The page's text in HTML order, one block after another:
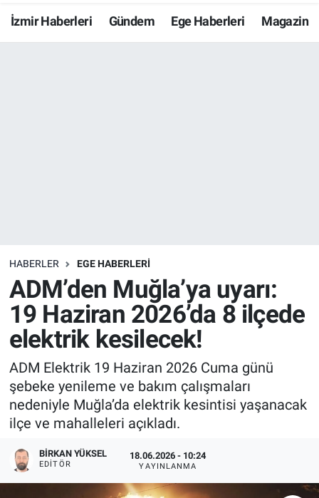
İzmir Haberleri Gündem Ege Haberleri Magazin
HABERLER EGE HABERLERİ
ADM’den Muğla’ya uyarı:
19 Haziran 2026’da 8 ilçede
elektrik kesilecek!
ADM Elektrik 19 Haziran 2026 Cuma günü
şebeke yenileme ve bakım çalışmaları
nedeniyle Muğla’da elektrik kesintisi yaşanacak
ilçe ve mahalleleri açıkladı.
BIRKAN YÜKSEL
EDITÖR
18.06.2026 - 10:24
YAYINLANMA
Resmi İlanlar